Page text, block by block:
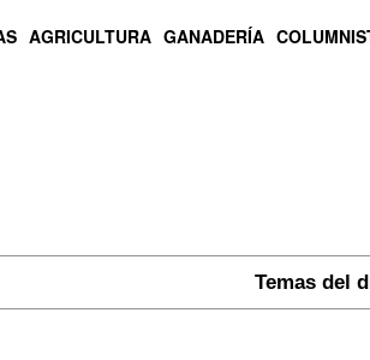
AGRICULTURA GANADERÍA
Temas del